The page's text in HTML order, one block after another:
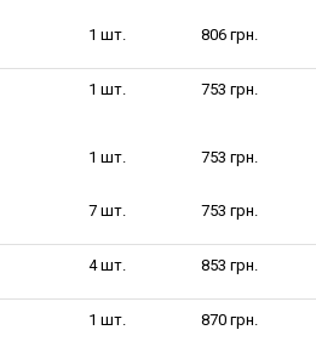
1 шт. 806 грн.
1 шт. 753 грн.
1 шт. 753 грн.
7 шт. 753 грн.
4 шт. 853 грн.
1 шт. 870 грн.